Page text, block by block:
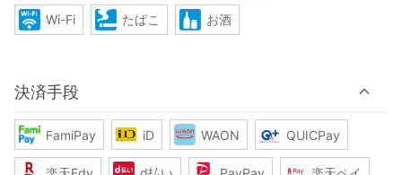
Wi-Fi たばこ お酒
決済手段
FamiPay iD WAON QUICPay